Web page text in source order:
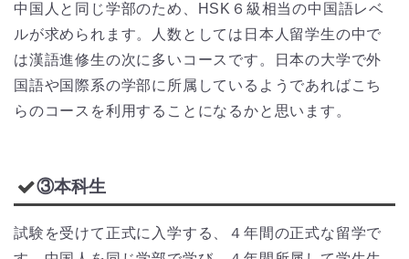
中国人と同じ学部のため、HSK６級相当の中国語レベ
ルが求められます。人数としては日本人留学生の中で
は漢語進修生の次に多いコースです。日本の大学で外
国語や国際系の学部に所属しているようであればこち
らのコースを利用することになるかと思います。
③本科生
試験を受けて正式に入学する、４年間の正式な留学で